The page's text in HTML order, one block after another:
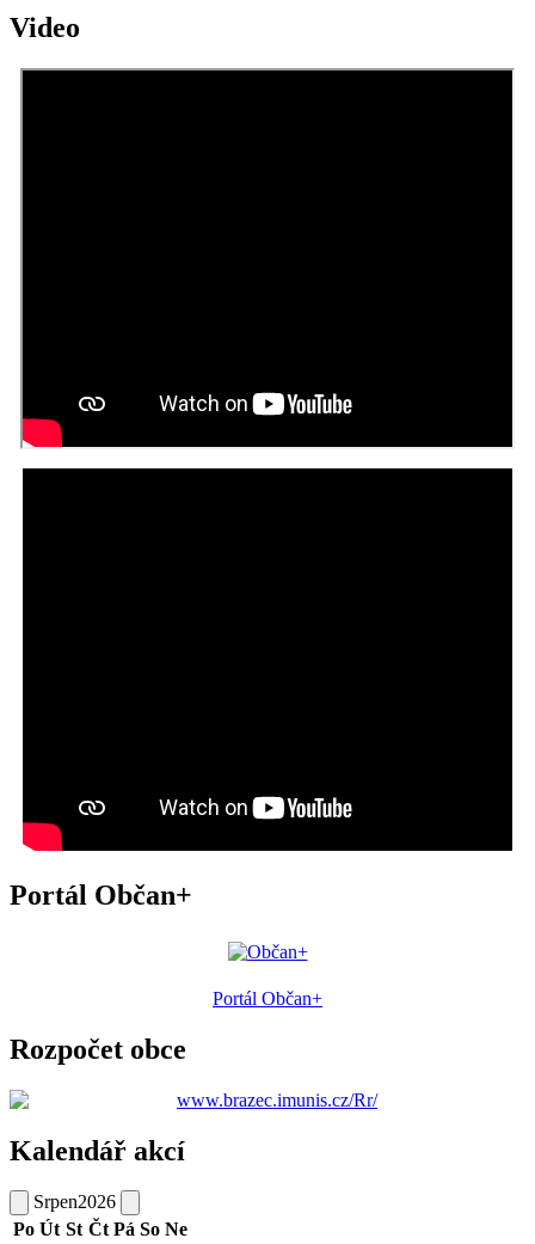
Video
Portál Občan+
Portál Občan+
Rozpočet obce
Kalendář akcí
Srpen2026
Po Út St Čt Pá So Ne